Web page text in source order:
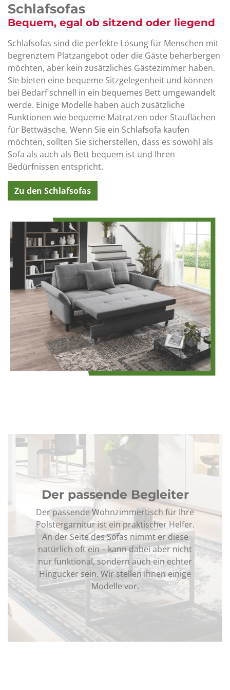
Schlafsofas
Bequem, egal ob sitzend oder liegend
Schlafsofas sind die perfekte Lösung für Menschen mit
begrenztem Platzangebot oder die Gäste beherbergen
möchten, aber kein zusätzliches Gästezimmer haben.
Sie bieten eine bequeme Sitzgelegenheit und können
bei Bedarf schnell in ein bequemes Bett umgewandelt
werde. Einige Modelle haben auch zusätzliche
Funktionen wie bequeme Matratzen oder Stauflächen
für Bettwäsche. Wenn Sie ein Schlafsofa kaufen
möchten, sollten Sie sicherstellen, dass es sowohl als
Sofa als auch als Bett bequem ist und Ihren
Bedürfnissen entspricht.
Zu den Schlafsofas
Der passende Begleiter
Der passende Wohnzimmertisch für Ihre
Polstergarnitur ist ein praktischer Helfer.
An der Seite des Sofas nimmt er diese
natürlich oft ein – kann dabei aber nicht
nur funktional, sondern auch ein echter
Hingucker sein. Wir stellen Ihnen einige
Modelle vor.